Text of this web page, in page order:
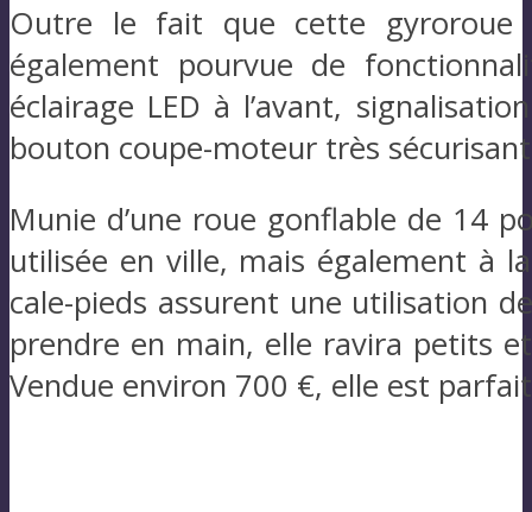
Outre le fait que cette gyroroue
également pourvue de
éclairage LED à l’avant,
bouton coupe-moteur très
Munie d’une roue gonflable de 14
utilisée en ville, mais également à
cale-pieds assurent une utilisation
prendre en main, elle ravira petits
Vendue environ 700 €, elle est